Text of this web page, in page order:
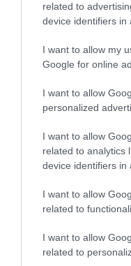
related to
device identifiers in
I want to allow my
Google for online
I want to allow
personalized
I want to allow
related to analytics
device identifiers in
I want to allow
related to
I want to allow
related to
ÖS
ÉS